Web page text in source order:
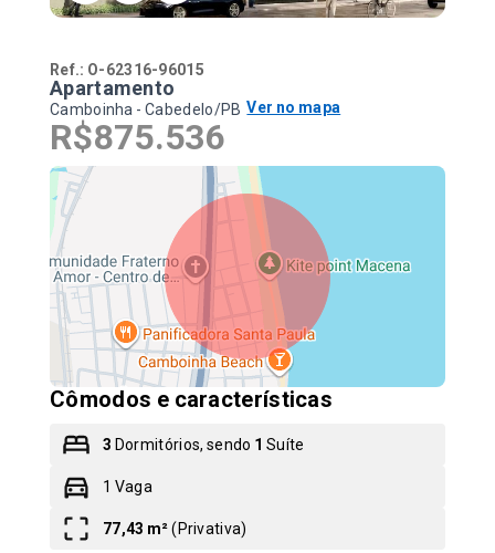
Ref.: O-62316-96015
Apartamento
Camboinha - Cabedelo/PB Ver no mapa
R$875.536
Cômodos e características
3 Dormitórios, sendo 1 Suíte
1 Vaga
77,43 m² ( Privativa)